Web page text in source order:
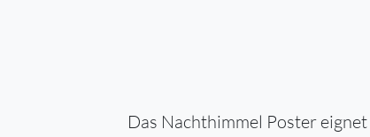
Das Nachthimmel Poster